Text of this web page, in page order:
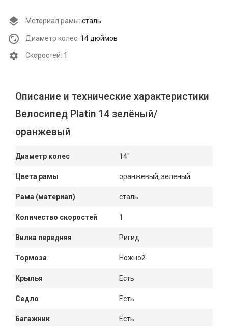
Метериал рамы: сталь
Диаметр колес: 14 дюймов
Cкоростей: 1
Описание и технические характеристики
Велосипед Platin 14 зелёный/
оранжевый
Диаметр колес 14"
Цвета рамы оранжевый, зеленый
Рама (материал) сталь
Количество скоростей 1
Вилка передняя Ригид
Тормоза Ножной
Крылья Есть
Седло Есть
Багажник Есть